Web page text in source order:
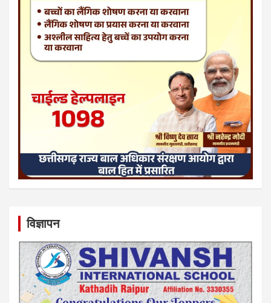
विज्ञापन